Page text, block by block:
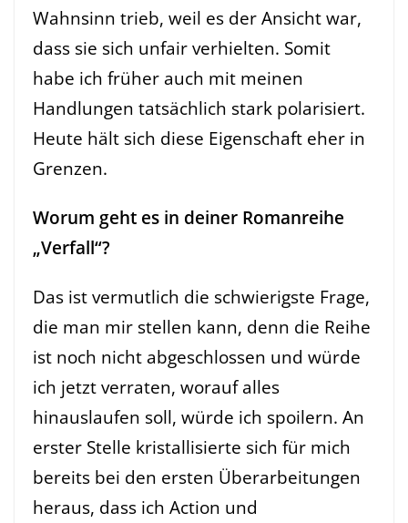
Wahnsinn trieb, weil es der Ansicht war,
dass sie sich unfair verhielten. Somit
habe ich früher auch mit meinen
Handlungen tatsächlich stark polarisiert.
Heute hält sich diese Eigenschaft eher in
Grenzen.
Worum geht es in deiner Romanreihe
„Verfall“?
Das ist vermutlich die schwierigste Frage,
die man mir stellen kann, denn die Reihe
ist noch nicht abgeschlossen und würde
ich jetzt verraten, worauf alles
hinauslaufen soll, würde ich spoilern. An
erster Stelle kristallisierte sich für mich
bereits bei den ersten Überarbeitungen
heraus, dass ich Action und